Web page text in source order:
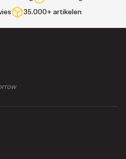
35.000+ artikelen